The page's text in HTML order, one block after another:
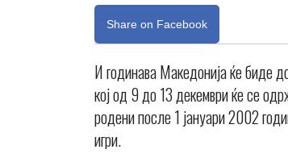
Share on Facebook
И годинава Македонија ќе биде
кој од 9 до 13 декември ќе се
родени после 1 јануари 2002
игри.